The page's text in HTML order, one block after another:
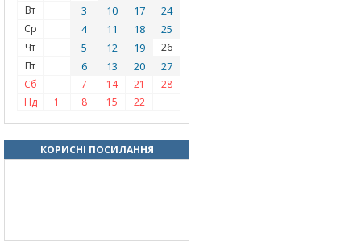
Вт 3 10 17 24
Ср 4 11 18 25
Чт 5 12 19
26
Пт
6 13 20 27
Сб 7 14 21
28
Нд
1 8 15 22
КОРИСНІ ПОСИЛАННЯ